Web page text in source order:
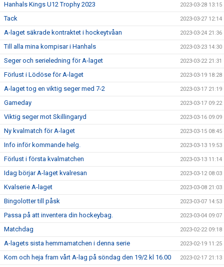
Hanhals Kings U12 Trophy 2023 2023-03-28 13:15
Tack 2023-03-27 12:14
A-laget säkrade kontraktet i hockeytvåan 2023-03-24 21:36
Till alla mina kompisar i Hanhals 2023-03-23 14:30
Seger och serieledning för A-laget 2023-03-22 21:31
Förlust i Lödöse för A-laget 2023-03-19 18:28
A-laget tog en viktig seger med 7-2 2023-03-17 21:19
Gameday 2023-03-17 09:22
Viktig seger mot Skillingaryd 2023-03-16 09:09
Ny kvalmatch för A-laget 2023-03-15 08:45
Info inför kommande helg. 2023-03-13 19:53
Förlust i första kvalmatchen 2023-03-13 11:14
Idag börjar A-laget kvalresan 2023-03-12 08:03
Kvalserie A-laget 2023-03-08 21:03
Bingolotter till påsk 2023-03-07 14:53
Passa på att inventera din hockeybag. 2023-03-04 09:07
Matchdag 2023-02-22 09:18
A-lagets sista hemmamatchen i denna serie 2023-02-19 11:25
Kom och heja fram vårt A-lag på söndag den 19/2 kl 16.00 2023-02-17 21:13